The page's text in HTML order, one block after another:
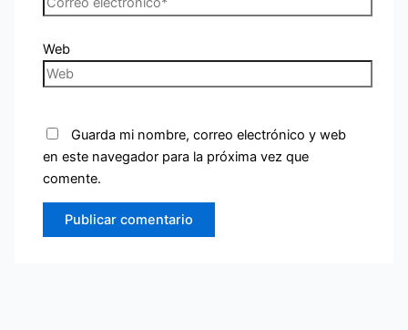
Web
Guarda mi nombre, correo electrónico y web
en este navegador para la próxima vez que
comente.